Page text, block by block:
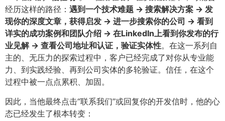
经历这样的路径：​ 遇到一个技术难题 -> 搜索解决方案 -> 发
现你的深度文章，获得启发 -> 进一步搜索你的公司 -> 看到
详实的成功案例和团队介绍 -> 在LinkedIn上看到你发布的行
业见解 -> 查看公司地址和认证，验证实体性​。在这一系列自
主的、无压力的探索过程中，客户已经完成了对你从专业能
力、到实践经验、再到公司实体的多轮验证。信任，在这个
过程中被一点点累积、加固。
因此，当他最终点击“联系我们”或回复你的开发信时，他的心
态已经发生了根本转变：